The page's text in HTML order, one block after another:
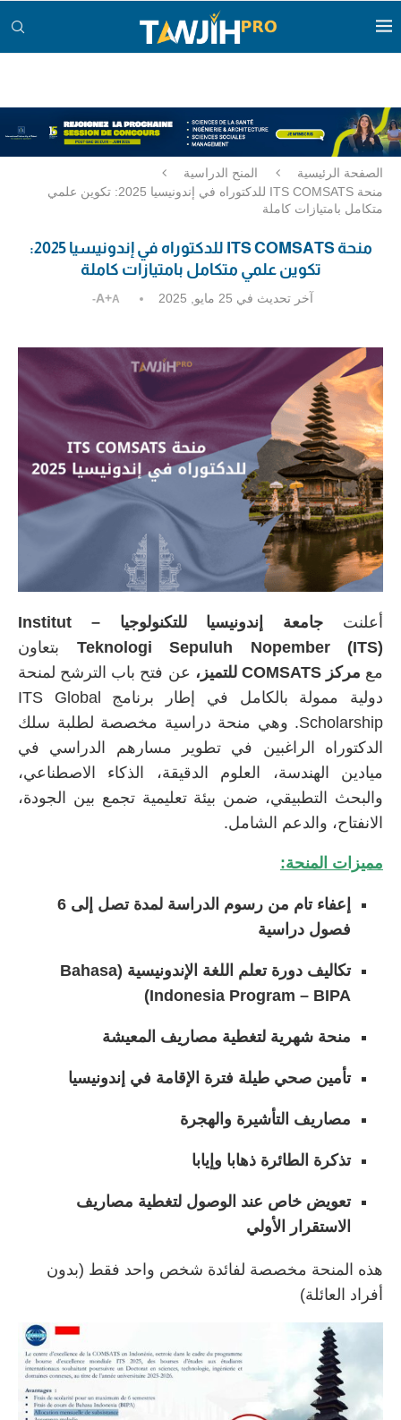
الصفحة الرئيسية
المنح الدراسية
منحة ITS COMSATS للدكتوراه في إندونيسيا 2025: تكوين علمي
متكامل بامتيازات كاملة
منحة ITS COMSATS للدكتوراه في إندونيسيا 2025:
تكوين علمي متكامل بامتيازات كاملة
آخر تحديث في A+A-
أعلنت
جامعة إندونيسيا للتكنولوجيا – Institut
Teknologi Sepuluh Nopember (ITS) بتعاون
مع مركز COMSATS للتميز،
عن فتح باب الترشح لمنحة
دولية ممولة بالكامل في إطار برنامج ITS Global
Scholarship. وهي منحة دراسية مخصصة لطلبة سلك
الدكتوراه الراغبين في تطوير مسارهم الدراسي في
ميادين الهندسة، العلوم الدقيقة، الذكاء الاصطناعي،
والبحث التطبيقي، ضمن بيئة تعليمية تجمع بين الجودة،
الانفتاح، والدعم الشامل.
مميزات المنحة:
إعفاء تام من رسوم الدراسة لمدة تصل إلى 6
فصول دراسية
تكاليف دورة تعلم اللغة الإندونيسية (Bahasa
Indonesia Program – BIPA)
منحة شهرية لتغطية مصاريف المعيشة
تأمين صحي طيلة فترة الإقامة في إندونيسيا
مصاريف التأشيرة والهجرة
تذكرة الطائرة ذهابا وإيابا
تعويض خاص عند الوصول لتغطية مصاريف
الاستقرار الأولي
هذه المنحة مخصصة لفائدة شخص واحد فقط (بدون
أفراد العائلة)